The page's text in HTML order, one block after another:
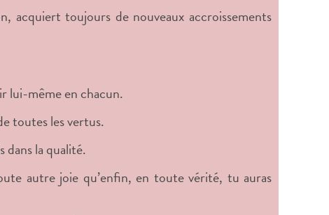
acquiert toujours de nouveaux accroissements
lui-même en chacun.
toutes les vertus.
dans la qualité.
autre joie qu’enfin, en toute vérité, tu auras